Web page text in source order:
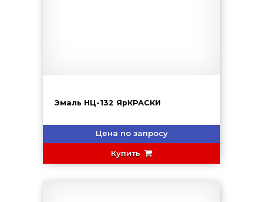
Эмаль НЦ-132 ЯрКРАСКИ
Цена по запросу
Купить